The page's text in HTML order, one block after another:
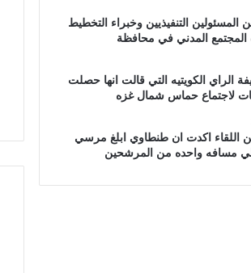
المسئولين التنفيذيين وخبراء التخطيط
المدني في محافظة
الكويتيه التي قالت انها حصلت
لاجتماع حماس شمال غزه
اللقاء اكدت ان طنطاوي ابلغ مرسي
مسافه واحده من المرشحين